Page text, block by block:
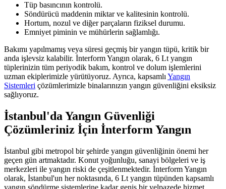
Tüp basıncının kontrolü.
Söndürücü maddenin miktar ve kalitesinin kontrolü.
Hortum, nozul ve diğer parçaların fiziksel durumu.
Emniyet piminin ve mühürlerin sağlamlığı.
Bakımı yapılmamış veya süresi geçmiş bir yangın tüpü, kritik bir
anda işlevsiz kalabilir. İnterform Yangın olarak, 6 Lt yangın
tüplerinizin tüm periyodik bakım, kontrol ve dolum işlemlerini
uzman ekiplerimizle yürütüyoruz. Ayrıca, kapsamlı Yangın
Sistemleri çözümlerimizle binalarınızın yangın güvenliğini eksiksiz
sağlıyoruz.
İstanbul'da Yangın Güvenliği
Çözümleriniz İçin İnterform Yangın
İstanbul gibi metropol bir şehirde yangın güvenliğinin önemi her
geçen gün artmaktadır. Konut yoğunluğu, sanayi bölgeleri ve iş
merkezleri ile yangın riski de çeşitlenmektedir. İnterform Yangın
olarak, İstanbul'un her noktasında, 6 Lt yangın tüpünden kapsamlı
yangın söndürme sistemlerine kadar geniş bir yelpazede hizmet